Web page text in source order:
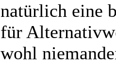
natürlich eine
für
wohl